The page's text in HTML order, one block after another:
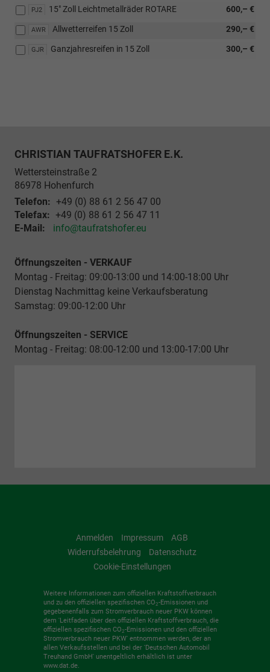
PJ2 600,– €
15" Zoll Leichtmetallräder ROTARE
AWR 290,– €
Allwetterreifen 15 Zoll
GJR 300,– €
Ganzjahresreifen in 15 Zoll
CHRISTIAN TAUFRATSHOFER E.K.
Wettersteinstraße 2
86978 Hohenfurch
Telefon: +49 (0) 88 61 2 56 47 00
Telefax: +49 (0) 88 61 2 56 47 11
E-Mail:
info@taufratshofer.eu
Öffnungszeiten - VERKAUF
Montag - Freitag: 09:00-13:00 und 14:00-18:00 Uhr
Dienstag Nachmittag keine Verkaufsberatung
Samstag: 09:00-12:00 Uhr
Öffnungszeiten - SERVICE
Montag - Freitag: 08:00-12:00 und 13:00-17:00 Uhr
Anmelden Impressum
AGB
Widerrufsbelehrung
Datenschutz
Cookie-Einstellungen
Weitere Informationen zum offiziellen Kraftstoffverbrauch
und zu den offiziellen spezifischen CO2-Emissionen und
gegebenenfalls zum Stromverbrauch neuer PKW können
dem 'Leitfaden über den offiziellen Kraftstoffverbrauch, die
offiziellen spezifischen CO2-Emissionen und den offiziellen
Stromverbrauch neuer PKW' entnommen werden, der an
allen Verkaufsstellen und bei der 'Deutschen Automobil
Treuhand GmbH' unentgeltlich erhältlich ist unter
www.dat.de.